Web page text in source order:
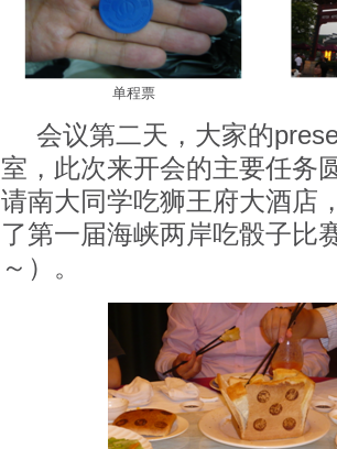
单程票
会议第二天，大家的
室，此次来开会的主要任务
请南大同学吃狮王府大酒店
了第一届海峡两岸吃骰子比
～）。